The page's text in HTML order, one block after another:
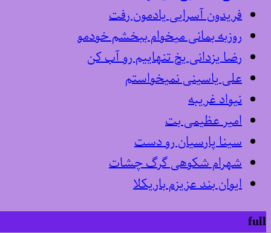
فریدون آسرایی یادمون رفت
روزبه بمانی میخوام ببخشم خودمو
رضا یزدانی یخ تنهاییم رو آب کن
علی یاسینی نمیخواستم
نیواد غریبه
امیر عظیمی بت
سینا پارسیان رو دست
شهرام شکوهی گرگ چشات
ایوان بند عزیزم باریکلا
full